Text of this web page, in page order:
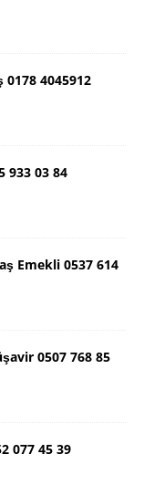
4045912
933 03 84
Emekli 0537 614
0507 768 85
077 45 39